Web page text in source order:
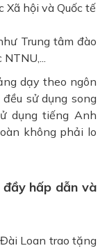
Xã hội và Quốc tế
Trung tâm đào
dạy theo ngôn
sử dụng song
dụng tiếng Anh
không phải lo
hấp dẫn và
Loan trao tặng